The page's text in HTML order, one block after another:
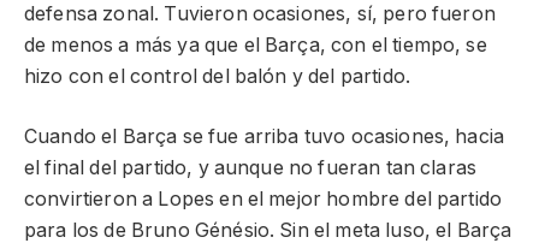
defensa zonal. Tuvieron ocasiones, sí, pero fueron
de menos a más ya que el Barça, con el tiempo, se
hizo con el control del balón y del partido.
Cuando el Barça se fue arriba tuvo ocasiones, hacia
el final del partido, y aunque no fueran tan claras
convirtieron a Lopes en el mejor hombre del partido
para los de Bruno Génésio. Sin el meta luso, el Barça